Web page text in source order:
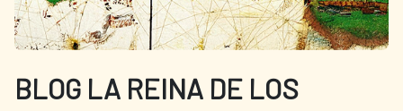
BLOG LA REINA DE LOS